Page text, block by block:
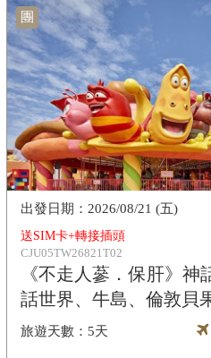
團
送SIM卡+轉接插頭
CJU05TW26821T02
《不走人蔘．保肝》
話世界、牛島、倫敦貝
5天
2026/08/21 (五)